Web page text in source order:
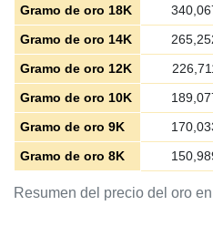
Resumen del precio del oro
Gramo de oro 18K
Gramo de oro 14K
Gramo de oro 12K
Gramo de oro 10K
Gramo de oro 9K
Gramo de oro 8K